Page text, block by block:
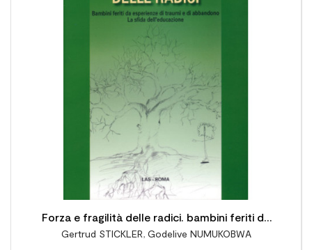
Forza e fragilità delle radici. bambini feriti da
esperienze di traumi e di abbandono. La sfida
Gertrud STICKLER, Godelive NUMUKOBWA